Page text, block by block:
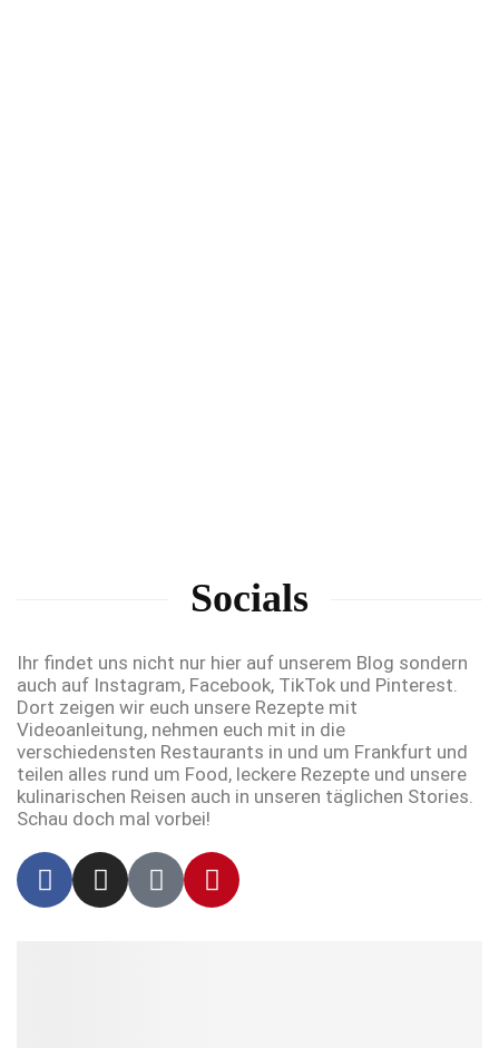
Socials
Ihr findet uns nicht nur hier auf unserem Blog sondern
auch auf Instagram, Facebook, TikTok und Pinterest.
Dort zeigen wir euch unsere Rezepte mit
Videoanleitung, nehmen euch mit in die
verschiedensten Restaurants in und um Frankfurt und
teilen alles rund um Food, leckere Rezepte und unsere
kulinarischen Reisen auch in unseren täglichen Stories.
Schau doch mal vorbei!